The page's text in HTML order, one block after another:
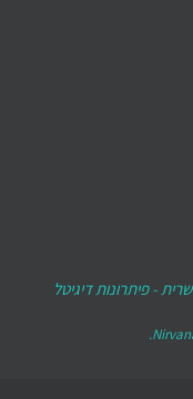
שרית - פיתרונות דיגיטל